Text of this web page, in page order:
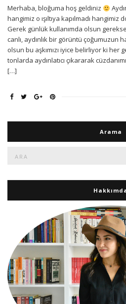
Merhaba, bloğuma hoş geldiniz
hangimiz o ışıltıya kapılmadı
Gerek günlük kullanımda olsun
canlı, aydınlık bir görüntü
olsun bu aşkımızı iyice belirliyor ki her
tonlarda aydınlatıcı çıkararak
[…]
Arama